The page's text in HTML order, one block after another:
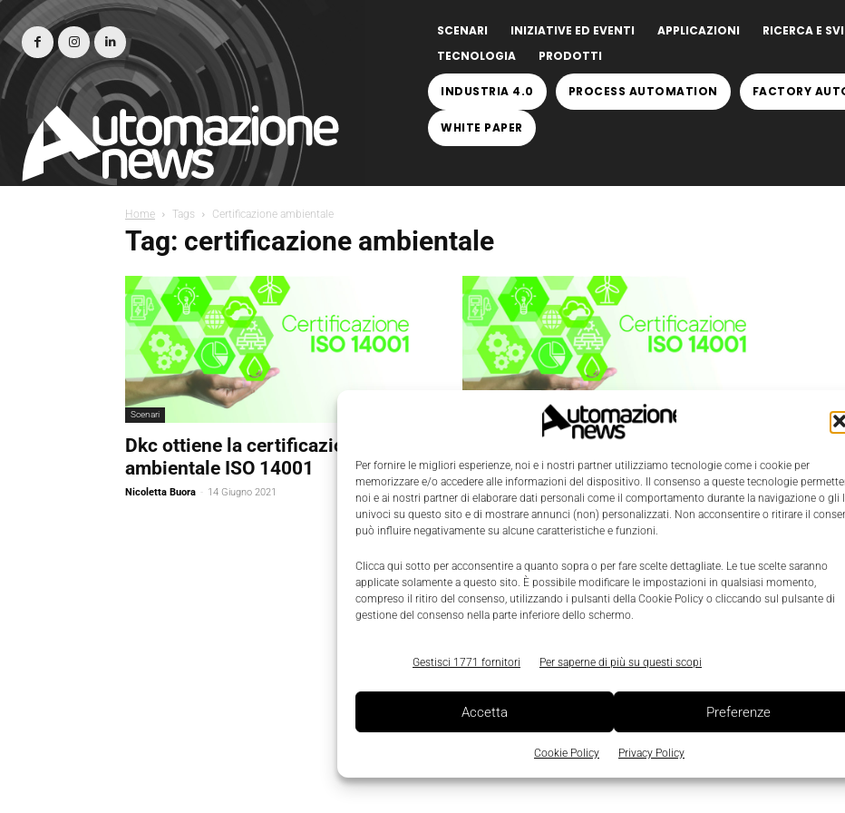
Per fornire le migliori esperienze, noi e i nostri partner utilizziamo tecnologie come i cookie per
memorizzare e/o accedere alle informazioni del dispositivo. Il consenso a queste tecnologie
noi e ai nostri partner di elaborare dati personali come il comportamento durante la navigazione o gli
univoci su questo sito e di mostrare annunci (non) personalizzati. Non acconsentire o ritirare il
può influire negativamente su alcune caratteristiche e funzioni.
Clicca qui sotto per acconsentire a quanto sopra o per fare scelte dettagliate. Le tue scelte saranno
applicate solamente a questo sito. È possibile modificare le impostazioni in qualsiasi momento,
compreso il ritiro del consenso, utilizzando i pulsanti della Cookie Policy o cliccando sul pulsante di
gestione del consenso nella parte inferiore dello schermo.
Gestisci 1771 fornitori Per saperne di più su questi scopi
Accetta Preferenze
Cookie Policy Privacy Policy
SCENARI INIZIATIVE ED EVENTI APPLICAZIONI
RICERCA E
TECNOLOGIA
PRODOTTI
INDUSTRIA 4.0 PROCESS AUTOMATION FACTORY
WHITE PAPER
Home Tags Certificazione ambientale
Tag: certificazione ambientale
Scenari
Dkc ottiene la certificazione
ambientale ISO 14001
Nicoletta Buora - 14 Giugno 2021 0
Efficienza energetica e Sostenibilità
Gestione ambientale: Dkc ottiene
la certificazione volontaria ISO
14001
Nicoletta Buora - 10 Giugno 2021 0